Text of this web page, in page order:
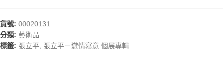
貨號: 00020131
分類: 藝術品
標籤: 張立平 張立平－遊情寫意 個展專輯